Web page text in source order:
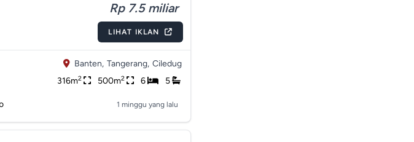
Rp 7.5 miliar
LIHAT IKLAN
Banten, Tangerang, Ciledug
316m2 500m2 6 5
1 minggu yang lalu